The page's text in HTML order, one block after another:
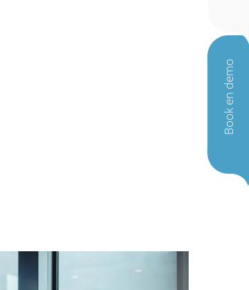
Book en demo